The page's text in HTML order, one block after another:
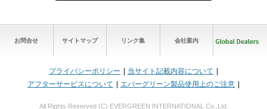
お問合せ サイトマップ リンク集 会社案内
プライバシーポリシー
当サイト記載内容について
アフターサービスについて
エバーグリーン製品使用上のご注意
All Rights Reserved (C) EVERGREEN INTERNATIONAL Co.,Ltd.